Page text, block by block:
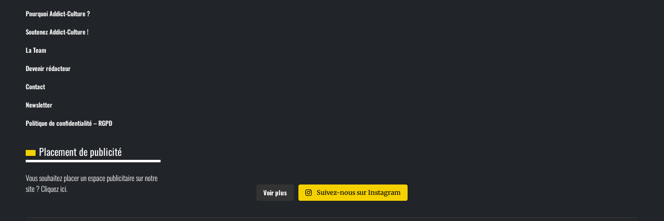
Pourquoi Addict-Culture ?
Soutenez Addict-Culture !
La Team
Devenir rédacteur
Contact
Newsletter
Politique de confidentialité – RGPD
Placement de publicité
Vous souhaitez placer un espace publicitaire sur notre
site ? Cliquez ici.
Voir plus Suivez-nous sur Instagram